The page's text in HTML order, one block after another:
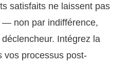
satisfaits ne laissent pas
— non par indifférence,
Intégrez la
vos processus post-